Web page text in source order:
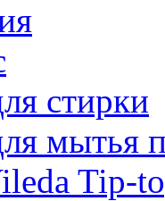
стирки
мытья
Tip-